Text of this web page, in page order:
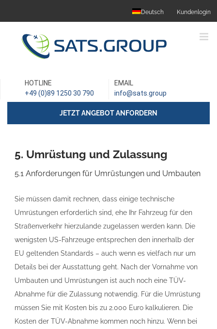
content
Deutsch Kundenlogin
HOTLINE
+49 (0)89 1250 30 790
EMAIL
info@sats.group
JETZT ANGEBOT ANFORDERN
5. Umrüstung und Zulassung
5.1 Anforderungen für Umrüstungen und Umbauten
Sie müssen damit rechnen, dass einige technische
Umrüstungen erforderlich sind, ehe Ihr Fahrzeug für den
Straßenverkehr hierzulande zugelassen werden kann. Die
wenigsten US-Fahrzeuge entsprechen den innerhalb der
EU geltenden Standards – auch wenn es vielfach nur um
Details bei der Ausstattung geht. Nach der Vornahme von
Umbauten und Umrüstungen ist auch noch eine TÜV-
Abnahme für die Zulassung notwendig. Für die Umrüstung
müssen Sie mit Kosten bis zu 2.000 Euro kalkulieren. Die
Kosten der TÜV-Abnahme kommen noch hinzu. Wenn bei